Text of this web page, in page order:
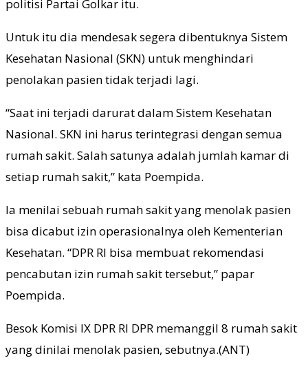
politisi Partai Golkar itu.
Untuk itu dia mendesak segera dibentuknya Sistem
Kesehatan Nasional (SKN) untuk menghindari
penolakan pasien tidak terjadi lagi.
“Saat ini terjadi darurat dalam Sistem Kesehatan
Nasional. SKN ini harus terintegrasi dengan semua
rumah sakit. Salah satunya adalah jumlah kamar di
setiap rumah sakit,” kata Poempida.
Ia menilai sebuah rumah sakit yang menolak pasien
bisa dicabut izin operasionalnya oleh Kementerian
Kesehatan. “DPR RI bisa membuat rekomendasi
pencabutan izin rumah sakit tersebut,” papar
Poempida.
Besok Komisi IX DPR RI DPR memanggil 8 rumah sakit
yang dinilai menolak pasien, sebutnya.(ANT)